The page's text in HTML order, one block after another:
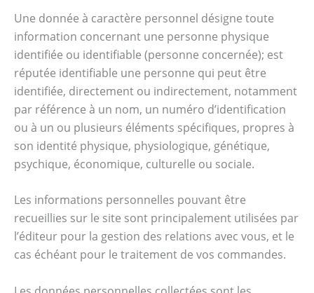
Une donnée à caractère personnel désigne toute
information concernant une personne physique
identifiée ou identifiable (personne concernée); est
réputée identifiable une personne qui peut être
identifiée, directement ou indirectement, notamment
par référence à un nom, un numéro d’identification
ou à un ou plusieurs éléments spécifiques, propres à
son identité physique, physiologique, génétique,
psychique, économique, culturelle ou sociale.
Les informations personnelles pouvant être
recueillies sur le site sont principalement utilisées par
l’éditeur pour la gestion des relations avec vous, et le
cas échéant pour le traitement de vos commandes.